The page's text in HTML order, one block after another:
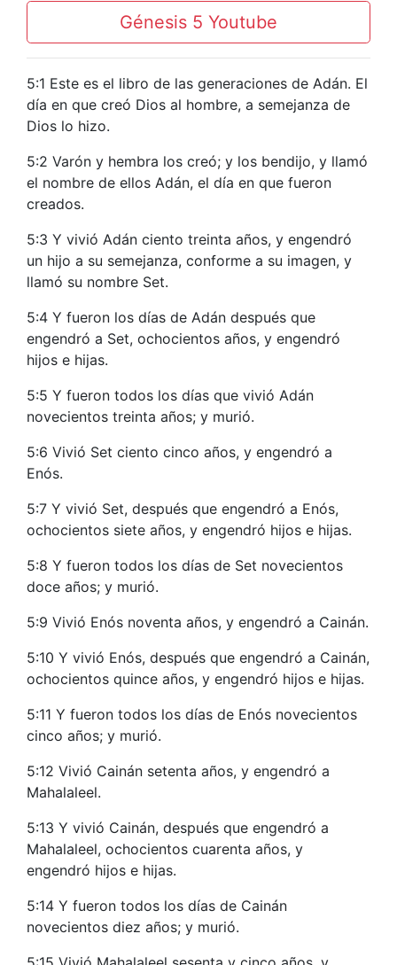
Génesis 5 Youtube
5:1 Este es el libro de las generaciones de Adán. El
día en que creó Dios al hombre, a semejanza de
Dios lo hizo.
5:2 Varón y hembra los creó; y los bendijo, y llamó
el nombre de ellos Adán, el día en que fueron
creados.
5:3 Y vivió Adán ciento treinta años, y engendró
un hijo a su semejanza, conforme a su imagen, y
llamó su nombre Set.
5:4 Y fueron los días de Adán después que
engendró a Set, ochocientos años, y engendró
hijos e hijas.
5:5 Y fueron todos los días que vivió Adán
novecientos treinta años; y murió.
5:6 Vivió Set ciento cinco años, y engendró a
Enós.
5:7 Y vivió Set, después que engendró a Enós,
ochocientos siete años, y engendró hijos e hijas.
5:8 Y fueron todos los días de Set novecientos
doce años; y murió.
5:9 Vivió Enós noventa años, y engendró a Cainán.
5:10 Y vivió Enós, después que engendró a Cainán,
ochocientos quince años, y engendró hijos e hijas.
5:11 Y fueron todos los días de Enós novecientos
cinco años; y murió.
5:12 Vivió Cainán setenta años, y engendró a
Mahalaleel.
5:13 Y vivió Cainán, después que engendró a
Mahalaleel, ochocientos cuarenta años, y
engendró hijos e hijas.
5:14 Y fueron todos los días de Cainán
novecientos diez años; y murió.